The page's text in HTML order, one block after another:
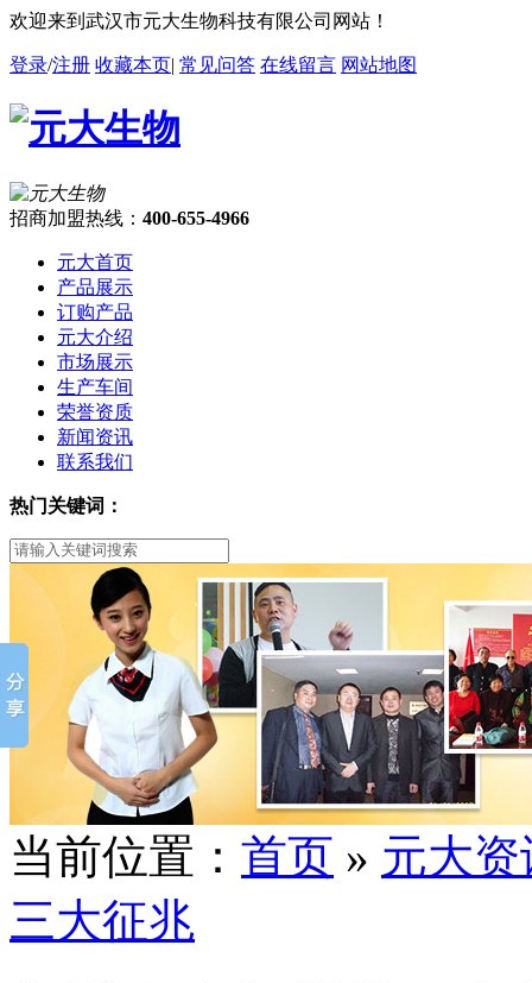
欢迎来到武汉市元大生物科技有限公司网站！
登录/注册 收藏本页| 常见问答 在线留言 网站地图
招商加盟热线： 400-655-4966
元大首页
产品展示
订购产品
元大介绍
市场展示
生产车间
荣誉资质
新闻资讯
联系我们
热门关键词：
当前位置： 首页 » 元大资
三大征兆